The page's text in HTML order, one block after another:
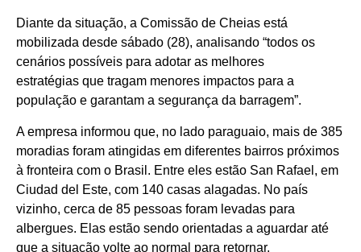
Diante da situação, a Comissão de Cheias está
mobilizada desde sábado (28), analisando “todos os
cenários possíveis para adotar as melhores
estratégias que tragam menores impactos para a
população e garantam a segurança da barragem”.
A empresa informou que, no lado paraguaio, mais de 385
moradias foram atingidas em diferentes bairros próximos
à fronteira com o Brasil. Entre eles estão San Rafael, em
Ciudad del Este, com 140 casas alagadas. No país
vizinho, cerca de 85 pessoas foram levadas para
albergues. Elas estão sendo orientadas a aguardar até
que a situação volte ao normal para retornar.